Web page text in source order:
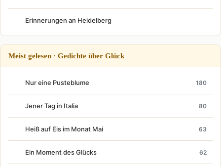
Erinnerungen an Heidelberg
Meist gelesen · Gedichte über Glück
Nur eine Pusteblume 180
Jener Tag in Italia 80
Heiß auf Eis im Monat Mai 63
Ein Moment des Glücks 62